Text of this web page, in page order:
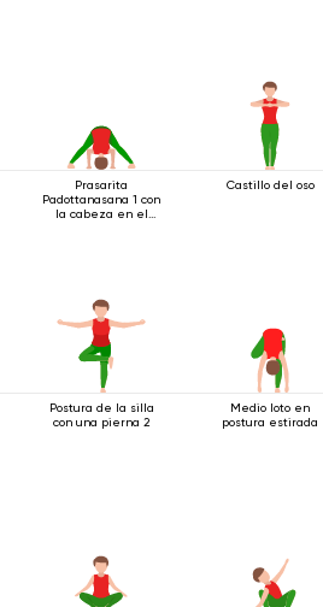
Prasarita
Padottanasana 1 con
la cabeza en el
Castillo del oso
Postura de la silla
con una pierna 2
Medio loto en
postura estirada